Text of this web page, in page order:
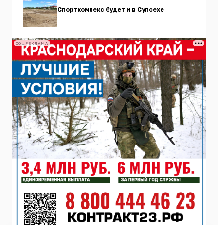
Спорткомлекс будет и в Супсехе
СОЦРЕКЛАМА